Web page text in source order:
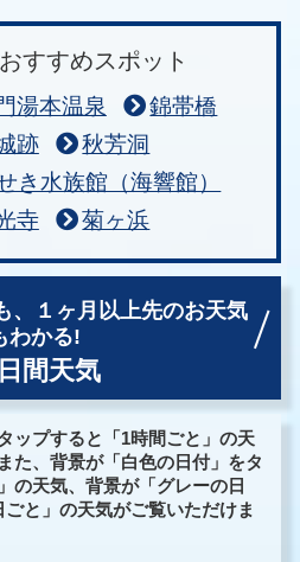
すすめスポット
湯本温泉
錦帯橋
跡
秋芳洞
き水族館（海響館）
寺 菊ヶ浜
１ヶ月以上先のお天気
わかる!
間天気
ップすると「1時間ごと」の天
た、背景が「白色の日付」をタ
の天気、背景が「グレーの日
と」の天気がご覧いただけま